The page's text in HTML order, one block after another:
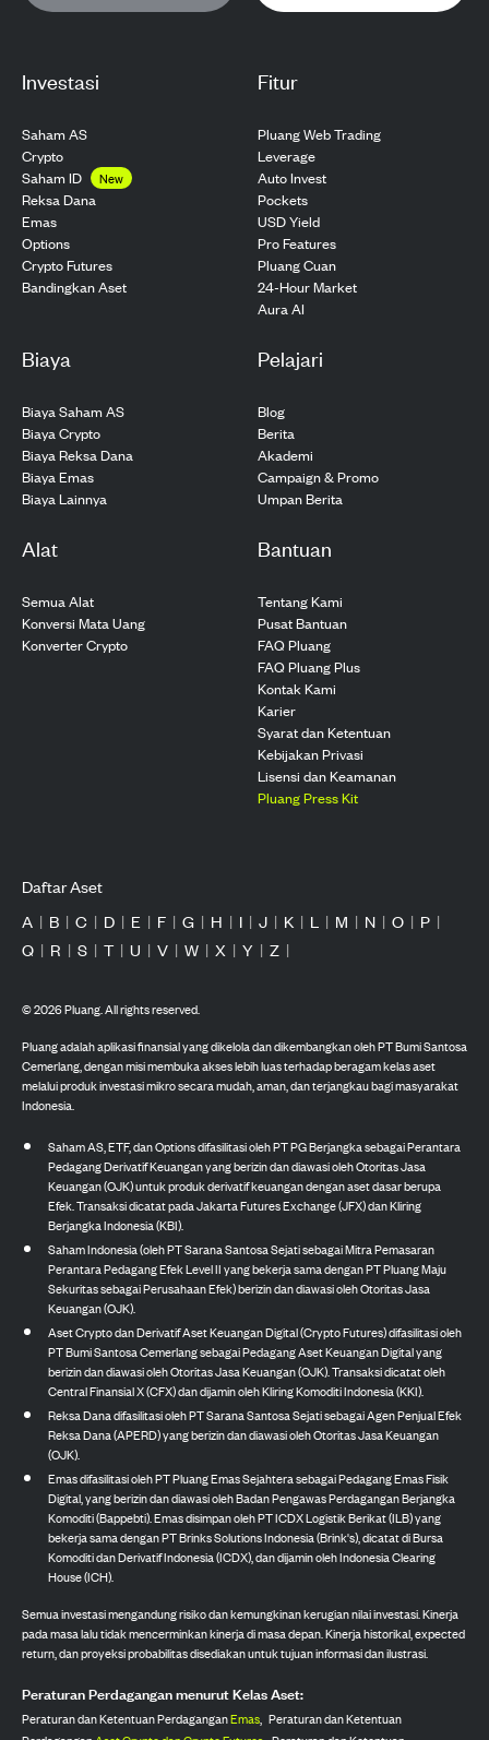
Investasi
Saham AS
Crypto
Saham ID
New
Reksa Dana
Emas
Options
Crypto Futures
Bandingkan Aset
Fitur
Pluang Web Trading
Leverage
Auto Invest
Pockets
USD Yield
Pro Features
Pluang Cuan
24-Hour Market
Aura AI
Biaya
Biaya Saham AS
Biaya Crypto
Biaya Reksa Dana
Biaya Emas
Biaya Lainnya
Pelajari
Blog
Berita
Akademi
Campaign & Promo
Umpan Berita
Alat
Semua Alat
Konversi Mata Uang
Konverter Crypto
Bantuan
Tentang Kami
Pusat Bantuan
FAQ Pluang
FAQ Pluang Plus
Kontak Kami
Karier
Syarat dan Ketentuan
Kebijakan Privasi
Lisensi dan Keamanan
Pluang Press Kit
Daftar Aset
A | B | C | D | E | F | G | H | I | J | K | L | M | N | O | P |
Q | R | S | T | U | V | W | X | Y | Z |
©2026Pluang. All rights reserved.
Pluang adalah aplikasi finansial yang dikelola dan dikembangkan oleh PT Bumi Santosa
Cemerlang, dengan misi membuka akses lebih luas terhadap beragam kelas aset
melalui produk investasi mikro secara mudah, aman, dan terjangkau bagi masyarakat
Indonesia.
Saham AS, ETF, dan Options difasilitasi oleh PT PG Berjangka sebagai Perantara
Pedagang Derivatif Keuangan yang berizin dan diawasi oleh Otoritas Jasa
Keuangan (OJK) untuk produk derivatif keuangan dengan aset dasar berupa
Efek. Transaksi dicatat pada Jakarta Futures Exchange (JFX) dan Kliring
Berjangka Indonesia (KBI).
Saham Indonesia (oleh PT Sarana Santosa Sejati sebagai Mitra Pemasaran
Perantara Pedagang Efek Level II yang bekerja sama dengan PT Pluang Maju
Sekuritas sebagai Perusahaan Efek) berizin dan diawasi oleh Otoritas Jasa
Keuangan (OJK).
Aset Crypto dan Derivatif Aset Keuangan Digital (Crypto Futures) difasilitasi oleh
PT Bumi Santosa Cemerlang sebagai Pedagang Aset Keuangan Digital yang
berizin dan diawasi oleh Otoritas Jasa Keuangan (OJK). Transaksi dicatat oleh
Central Finansial X (CFX) dan dijamin oleh Kliring Komoditi Indonesia (KKI).
Reksa Dana difasilitasi oleh PT Sarana Santosa Sejati sebagai Agen Penjual Efek
Reksa Dana (APERD) yang berizin dan diawasi oleh Otoritas Jasa Keuangan
(OJK).
Emas difasilitasi oleh PT Pluang Emas Sejahtera sebagai Pedagang Emas Fisik
Digital, yang berizin dan diawasi oleh Badan Pengawas Perdagangan Berjangka
Komoditi (Bappebti). Emas disimpan oleh PT ICDX Logistik Berikat (ILB) yang
bekerja sama dengan PT Brinks Solutions Indonesia (Brink's), dicatat di Bursa
Komoditi dan Derivatif Indonesia (ICDX), dan dijamin oleh Indonesia Clearing
House (ICH).
Semua investasi mengandung risiko dan kemungkinan kerugian nilai investasi. Kinerja
pada masa lalu tidak mencerminkan kinerja di masa depan. Kinerja historikal, expected
return, dan proyeksi probabilitas disediakan untuk tujuan informasi dan ilustrasi.
Peraturan Perdagangan menurut Kelas Aset:
Peraturan dan Ketentuan PerdaganganEmas, Peraturan dan Ketentuan